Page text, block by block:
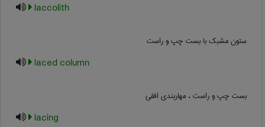
laccolith
ستون مشبک با بست چپ و راست
laced column
بست چپ و راست ، مهاربندی افقی
lacing